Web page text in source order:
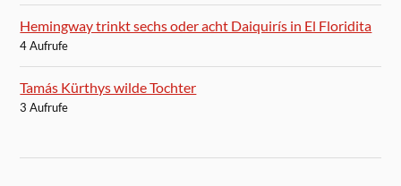
Hemingway trinkt sechs oder acht Daiquirís in El Floridita
4 Aufrufe
Tamás Kürthys wilde Tochter
3 Aufrufe